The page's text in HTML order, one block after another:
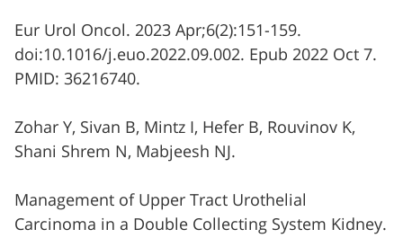
Eur Urol Oncol. 2023 Apr;6(2):151-159.
doi:10.1016/j.euo.2022.09.002. Epub 2022 Oct 7.
PMID: 36216740.
Zohar Y, Sivan B, Mintz I, Hefer B, Rouvinov K,
Shani Shrem N, Mabjeesh NJ.
Management of Upper Tract Urothelial
Carcinoma in a Double Collecting System Kidney.